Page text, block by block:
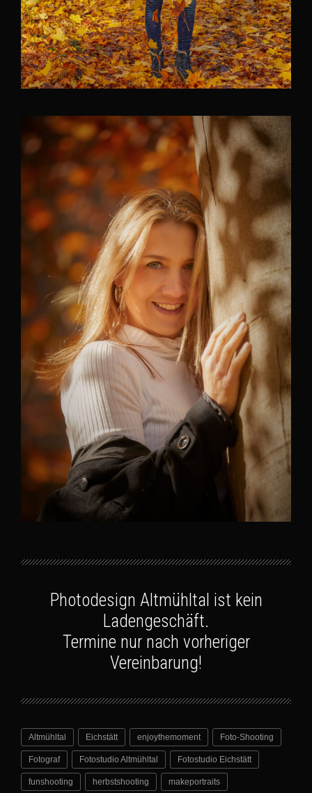
Photodesign Altmühltal ist kein
Ladengeschäft.
Termine nur nach vorheriger
Vereinbarung!
Altmühltal Eichstätt enjoythemoment Foto-Shooting
Fotograf Fotostudio Altmühltal Fotostudio Eichstätt
funshooting herbstshooting makeportraits